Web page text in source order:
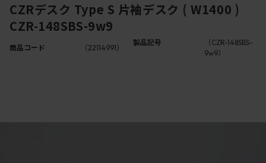
CZRデスク Type S 片袖デスク ( W1400 )
CZR-148SBS-9w9
商品コード （22114991）
製品記号
（CZR-148SBS-
9w9）